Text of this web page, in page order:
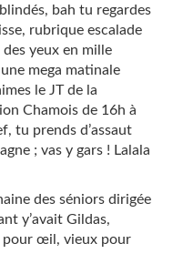
bah tu regardes
rubrique escalade
yeux en mille
mega matinale
le JT de la
Chamois de 16h à
tu prends d’assaut
; vas y gars ! Lalala
des séniors dirigée
y’avait Gildas,
œil, vieux pour